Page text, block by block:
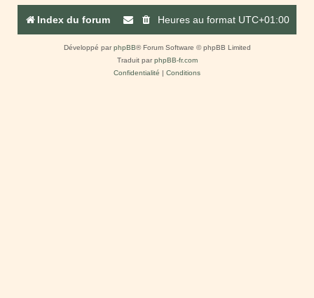
Index du forum Heures au format UTC+01:00
Développé parphpBB® Forum Software © phpBB Limited
Traduit parphpBB-fr.com
Confidentialité | Conditions